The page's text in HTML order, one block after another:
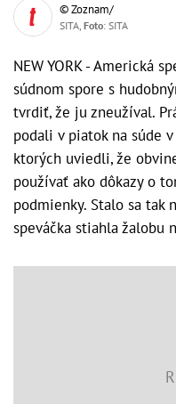
© Zoznam/
SITA, Foto: SITA
NEW YORK - Americká
súdnom spore s
tvrdiť, že ju zneužíval.
podali v piatok na súde
ktorých uviedli, že
používať ako dôkazy o
podmienky. Stalo sa tak
speváčka stiahla žalobu